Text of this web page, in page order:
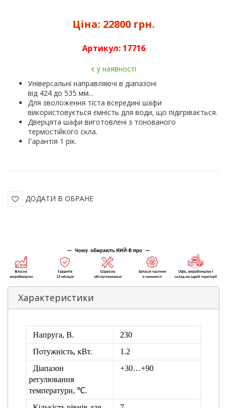
Ціна: 22800 грн.
Артикул: 17716
є у наявності
Універсальні направляючі в діапазоні
від 424 до 535 мм...
Для зволоження тіста всередині шафи
використовується ємність для води, що підігрівається.
Дверцята шафи виготовлені з тонованого
термостійкого скла.
Гарантія 1 рік.
ДОДАТИ В ОБРАНЕ
Характеристики
Напруга, В.
230
Потужність, кВт.
1.2
Діапазон
регулювання
температури, ℃.
+30…+90